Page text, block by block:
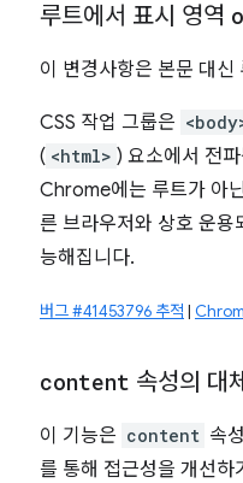
루트에서 표시 영역
이 변경사항은 본문 대신
CSS 작업 그룹은
( <html> ) 요소에서 전
Chrome에는 루트가 아
른 브라우저와 상호 운
능해집니다.
버그 #41453796 추적 |
content 속성의 대
이 기능은 content 속
를 통해 접근성을 개선하